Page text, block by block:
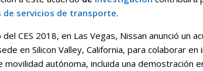
servicios de transporte.
del CES 2018, en Las Vegas, Nissan anunció un
en Silicon Valley, California, para colaborar
movilidad autónoma, incluida una demostración